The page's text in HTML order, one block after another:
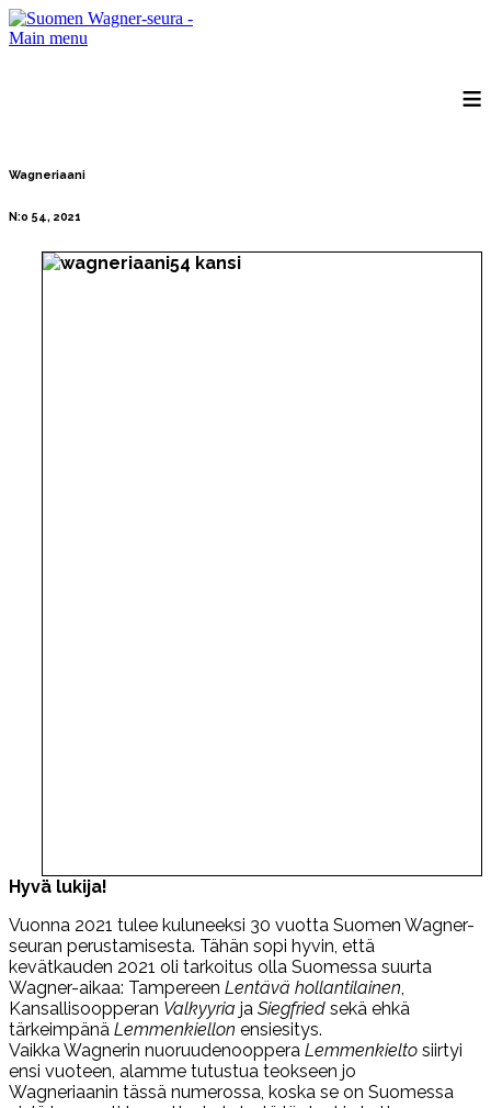
Main menu
≡
Wagneriaani
N:o 54, 2021
Hyvä lukija!
Vuonna 2021 tulee kuluneeksi 30 vuotta Suomen Wagner-
seuran perustamisesta. Tähän sopi hyvin, että
kevätkauden 2021 oli tarkoitus olla Suomessa suurta
Wagner-aikaa: Tampereen Lentävä hollantilainen
Kansallisoopperan Valkyyria ja Siegfried sekä ehkä
tärkeimpänä Lemmenkiellon ensiesitys.
Vaikka Wagnerin nuoruudenooppera Lemmenkielto siirtyi
ensi vuoteen, alamme tutustua teokseen jo
Wagneriaanin tässä numerossa, koska se on Suomessa